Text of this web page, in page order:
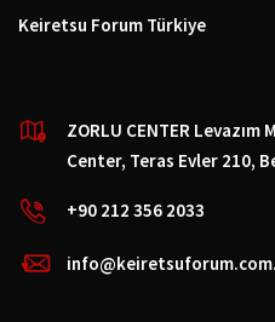
Keiretsu Forum Türkiye
ZORLU CENTER
Center, Teras Evler 210,
+90 212 356 2033